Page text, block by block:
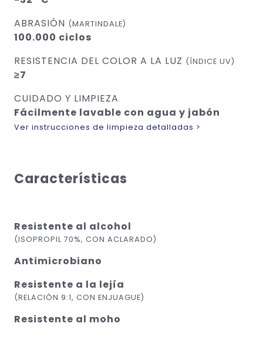
ABRASIÓN (MARTINDALE)
100.000 ciclos
RESISTENCIA DEL COLOR A LA LUZ (ÍNDICE UV)
≥7
CUIDADO Y LIMPIEZA
Fácilmente lavable con agua y jabón
Ver instrucciones de limpieza detalladas >
Características
Resistente al alcohol
(ISOPROPIL 70%, CON ACLARADO)
Antimicrobiano
Resistente a la lejía
(RELACIÓN 9:1, CON ENJUAGUE)
Resistente al moho